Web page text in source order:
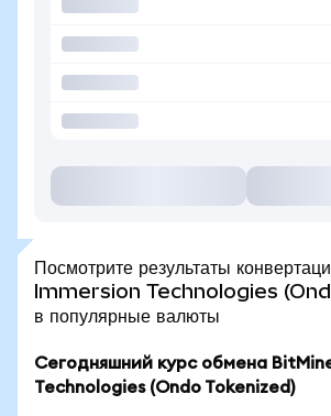
Посмотрите результаты
Immersion Technologies
в популярные валюты
Сегодняшний курс обмена
Technologies (Ondo Tokenized)